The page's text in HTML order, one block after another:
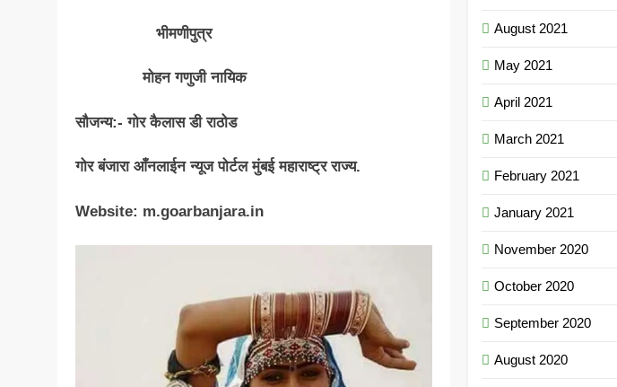
भीमणीपुत्र
मोहन गणुजी नायिक
सौजन्य:- गोर कैलास डी राठोड
गोर बंजारा आँनलाईन न्यूज पोर्टल मुंबई महाराष्ट्र राज्य.
Website: m.goarbanjara.in
August 2021
May 2021
April 2021
March 2021
February 2021
January 2021
November 2020
October 2020
September 2020
August 2020